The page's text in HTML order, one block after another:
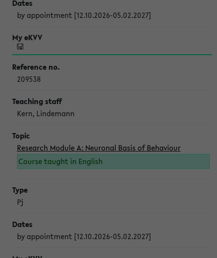
by appointment [12.10.2026-05.02.2027]
209538
Kern, Lindemann
Research Module A: Neuronal Basis of Behaviour
Course taught in English
Pj
by appointment [12.10.2026-05.02.2027]